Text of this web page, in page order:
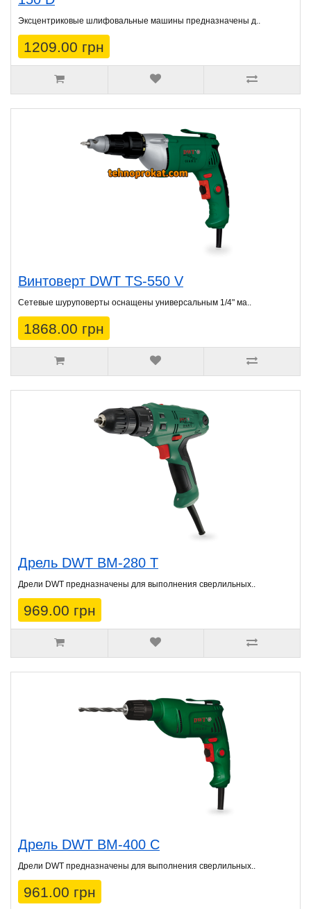
Эксцентриковые шлифовальные машины предназначены д..
1209.00 грн
Винтоверт DWT TS-550 V
Сетевые шуруповeрты оснащены универсальным 1/4" ма..
1868.00 грн
Дрель DWT BM-280 T
Дрели DWT предназначены для выполнения сверлильных..
969.00 грн
Дрель DWT BM-400 C
Дрели DWT предназначены для выполнения сверлильных..
961.00 грн